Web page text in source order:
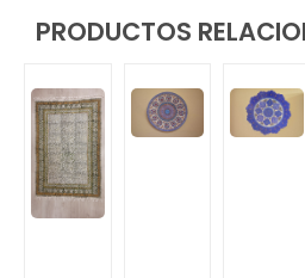
PRODUCTOS